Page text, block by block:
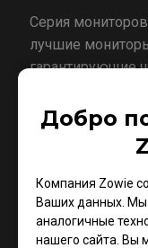
Добро
Компания Zowie
Ваших данных. Мы
аналогичные
нашего сайта. Вы
Серия
лучшие
гарантирующие
визуальных
В
технология,
размытости при
изображения.